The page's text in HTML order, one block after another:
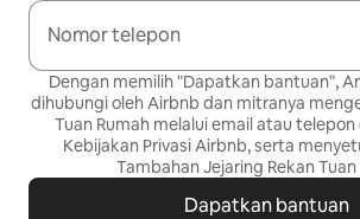
Nomor telepon
Dengan memilih "Dapatkan bantuan",
dihubungi oleh Airbnb dan mitranya
Tuan Rumah melalui email atau
Kebijakan PrivasiAirbnb, serta
Tambahan Jejaring Rekan Tuan
Dapatkan bantuan